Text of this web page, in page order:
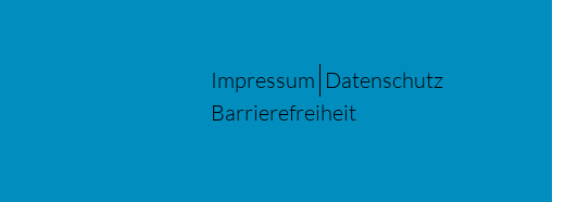
Impressum Datenschutz
Barrierefreiheit